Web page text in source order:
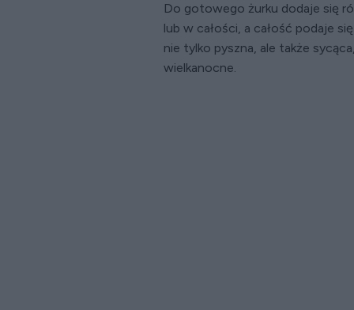
Do gotowego żurku dodaje się
lub w całości, a całość podaje
nie tylko pyszna, ale także
wielkanocne.